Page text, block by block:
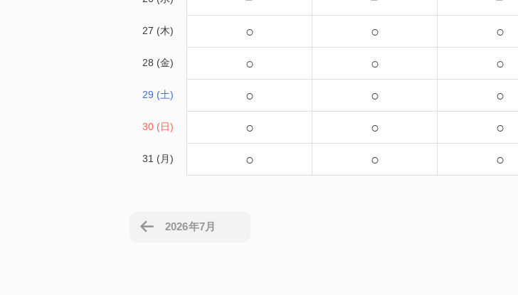
27 (木) ○ ○ ○
28 (金) ○ ○ ○
29 (土) ○ ○ ○
30 (日) ○ ○ ○
31 (月) ○ ○ ○
2026年7月